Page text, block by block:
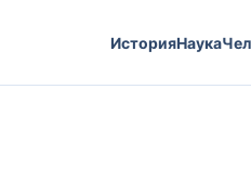
ИсторияНаука